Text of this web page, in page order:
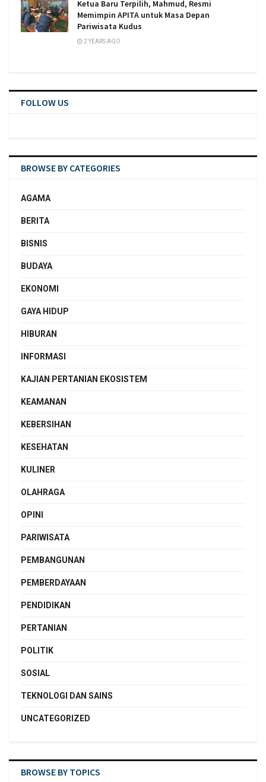
Ketua Baru Terpilih, Mahmud, Resmi
Memimpin APITA untuk Masa Depan
Pariwisata Kudus
2 YEARS AGO
FOLLOW US
BROWSE BY CATEGORIES
AGAMA
BERITA
BISNIS
BUDAYA
EKONOMI
GAYA HIDUP
HIBURAN
INFORMASI
KAJIAN PERTANIAN EKOSISTEM
KEAMANAN
KEBERSIHAN
KESEHATAN
KULINER
OLAHRAGA
OPINI
PARIWISATA
PEMBANGUNAN
PEMBERDAYAAN
PENDIDIKAN
PERTANIAN
POLITIK
SOSIAL
TEKNOLOGI DAN SAINS
UNCATEGORIZED
BROWSE BY TOPICS